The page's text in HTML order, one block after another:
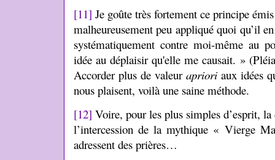
[11] Je goûte très fortement ce principe
malheureusement peu appliqué quoi qu’il
systématiquement contre moi-même au
idée au déplaisir qu'elle me causait. »
Accorder plus de valeur aprioriaux idées
nous plaisent, voilà une saine méthode.
[12] Voire, pour les plus simples d’esprit,
l’intercession de la mythique « Vierge
adressent des prières…